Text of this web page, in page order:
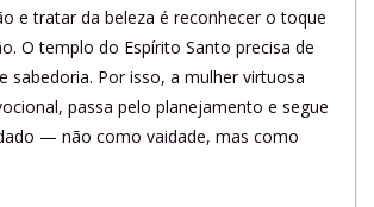
e tratar da beleza é reconhecer o toque
O templo do Espírito Santo precisa de
sabedoria. Por isso, a mulher virtuosa
passa pelo planejamento e segue
— não como vaidade, mas como